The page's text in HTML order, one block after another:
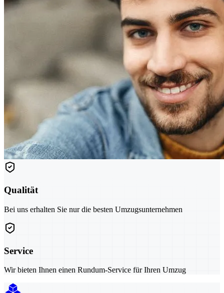
Qualität
Bei uns erhalten Sie nur die besten Umzugsunternehmen
Service
Wir bieten Ihnen einen Rundum-Service für Ihren Umzug